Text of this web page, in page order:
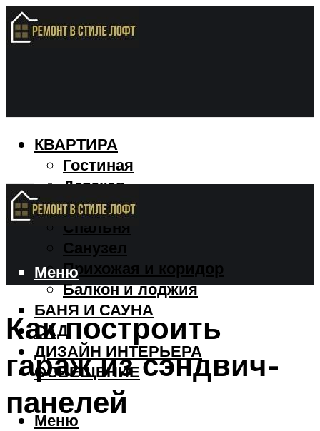
КВАРТИРА
Гостиная
Детская
Кухня
Спальня
Санузел
Прихожая и коридор
Балкон и лоджия
БАНЯ И САУНА
САД
ДИЗАЙН ИНТЕРЬЕРА
ОСВЕЩЕНИЕ
Меню
Меню
Как построить
гараж из сэндвич-
панелей